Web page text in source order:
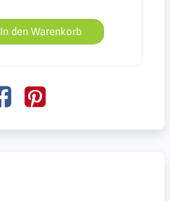
In den Warenkorb